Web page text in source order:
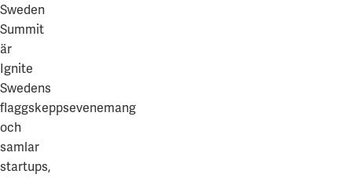
Borås
Sweden
Summit
är
Ignite
Swedens
flaggskeppsevenemang
och
samlar
startups,